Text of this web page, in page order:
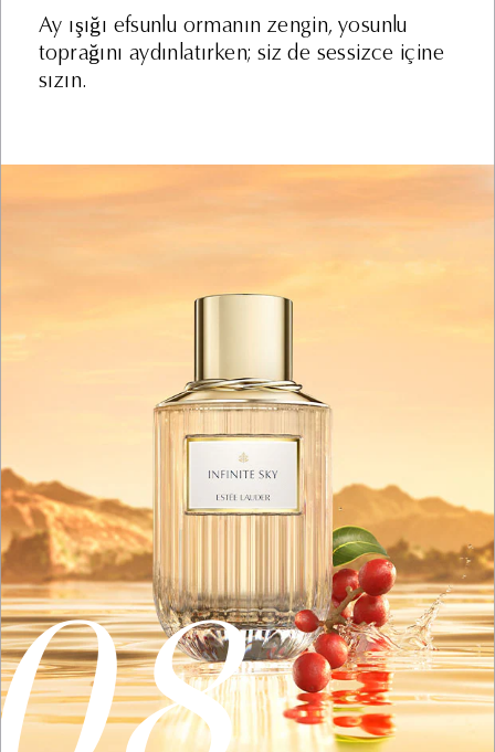
Ay ışığı efsunlu ormanın zengin, yosunlu
toprağını aydınlatırken; siz de sessizce içine
sızın.
ürünlere ilişkin süreçlerin yürütülmesi (kimlik, iletişim,
müşteri işlem, işlem güvenliği, kozmetik ürün kullanım
bilgisi, finans, sosyal medya hesap bilgisi) (Hukuki
sebep: sözleşmenin ifası, hukuk yükümlülüklerimizin
xvii. Reklam süreçlerinin yürütülmesi kapsamında ürün
xviii. Reklam süreçlerinin yürütülmesi kapsamında
sosyal medya platformu üzerinden yapılan yarışmaları
kazanan katılımcılara ürün gönderimi yapılabilmesi
(kimlik, iletişim, sosyal medya hesap bilgisi) (Hukuki
sebep: açık rıza)
xix. Müşteri ilişkileri yönetimi süreçlerinin yürütülmesi ve
bu kapsamda müşterilerin talep/şikayetlerinin takibinin
sağlanması (kimlik, iletişim, pazarlama, kozmetik ürün
kullanım bilgisi, işlem güvenliği, finans, mesleki
deneyim, müşteri işlem ve sosyal medya hesap bilgisi,
müşteri hobileri bilgisi) (Hukuki sebep: sözleşmenin
ifası, hukuk yükümlülüklerimizin yerine getirilmesi, bir
hakkın tesisi, kullanılması ve korunması, ilgili kişi
tarafından alenileştirilmiş olması)